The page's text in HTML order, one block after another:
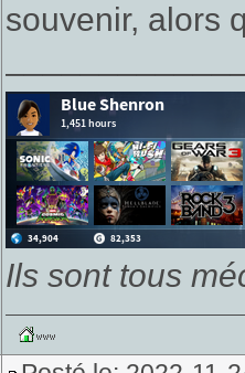
souvenir, alors
Ils sont tous